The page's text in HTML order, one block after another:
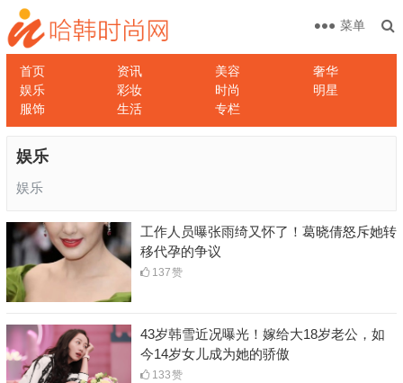
首页 资讯 美容
奢华
娱乐
彩妆 时尚
明星
服饰
生活 专栏
菜单
娱乐
娱乐
工作人员曝张雨绮又怀了！葛晓倩怒斥她转
移代孕的争议
137赞
43岁韩雪近况曝光！嫁给大18岁老公，如
今14岁女儿成为她的骄傲
133赞